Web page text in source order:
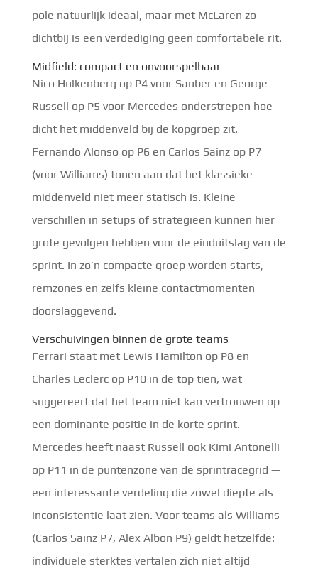
pole natuurlijk ideaal, maar met McLaren zo
dichtbij is een verdediging geen comfortabele rit.
Midfield: compact en onvoorspelbaar
Nico Hulkenberg op P4 voor Sauber en George
Russell op P5 voor Mercedes onderstrepen hoe
dicht het middenveld bij de kopgroep zit.
Fernando Alonso op P6 en Carlos Sainz op P7
(voor Williams) tonen aan dat het klassieke
middenveld niet meer statisch is. Kleine
verschillen in setups of strategieën kunnen hier
grote gevolgen hebben voor de einduitslag van de
sprint. In zo’n compacte groep worden starts,
remzones en zelfs kleine contactmomenten
doorslaggevend.
Verschuivingen binnen de grote teams
Ferrari staat met Lewis Hamilton op P8 en
Charles Leclerc op P10 in de top tien, wat
suggereert dat het team niet kan vertrouwen op
een dominante positie in de korte sprint.
Mercedes heeft naast Russell ook Kimi Antonelli
op P11 in de puntenzone van de sprintracegrid —
een interessante verdeling die zowel diepte als
inconsistentie laat zien. Voor teams als Williams
(Carlos Sainz P7, Alex Albon P9) geldt hetzelfde:
individuele sterktes vertalen zich niet altijd